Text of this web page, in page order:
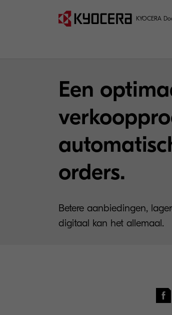
KYOCERA
Een
orders.
Betere aanbiedingen,
digitaal kan het allemaal.